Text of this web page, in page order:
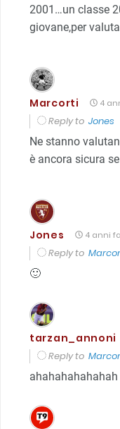
2001…un classe
giovane,per
Marcorti 4
Reply to Jones
Ne stanno
è ancora sicura
Jones 4 anni fa
Reply to
🙂
tarzan_annoni
Reply to
ahahahahahahah